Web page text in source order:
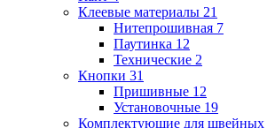
Клеевые материалы 21
Нитепрошивная 7
Паутинка 12
Технические 2
Кнопки 31
Пришивные 12
Установочные 19
Комплектующие для